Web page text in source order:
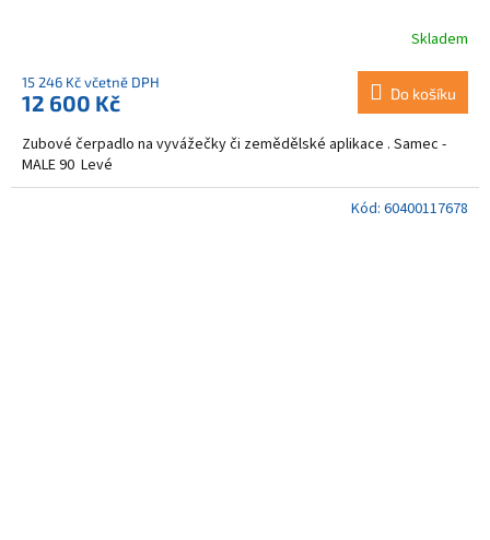
Skladem
15 246 Kč včetně DPH
12 600 Kč Do košíku
Zubové čerpadlo na vyvážečky či zemědělské aplikace . Samec -
MALE 90 Levé
Kód: 60400117678